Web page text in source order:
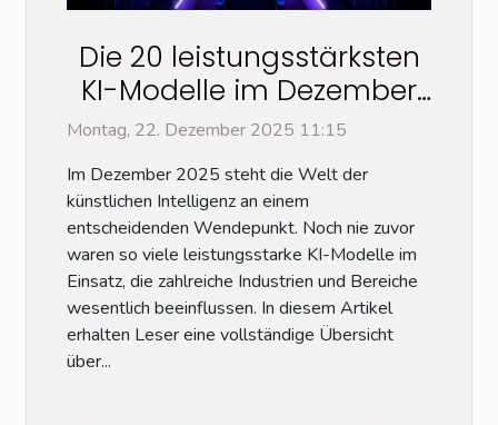
Die 20 leistungsstärksten
KI-Modelle im Dezember
2025: Eine vollständige
Übersicht
Montag, 22. Dezember 2025 11:15
Im Dezember 2025 steht die Welt der
künstlichen Intelligenz an einem
entscheidenden Wendepunkt. Noch nie zuvor
waren so viele leistungsstarke KI-Modelle im
Einsatz, die zahlreiche Industrien und Bereiche
wesentlich beeinflussen. In diesem Artikel
erhalten Leser eine vollständige Übersicht
über...